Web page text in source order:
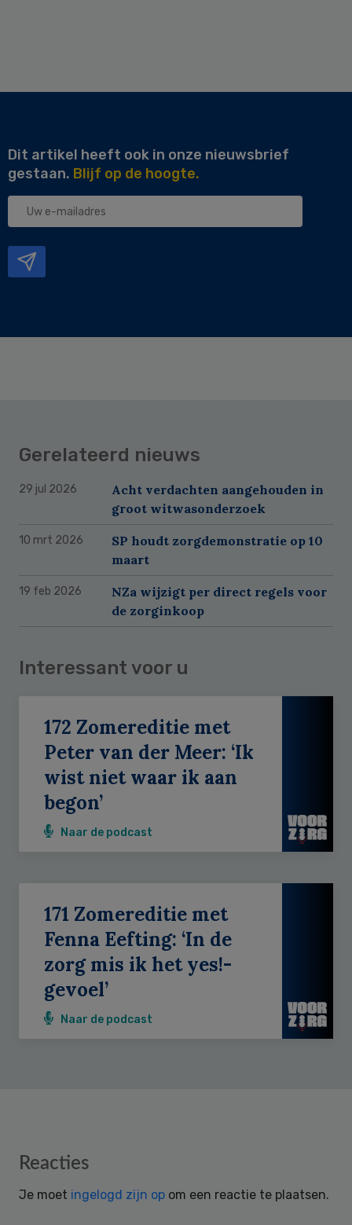
Dit artikel heeft ook in onze nieuwsbrief
gestaan. Blijf op de hoogte.
Uw
Gerelateerd nieuws
29 jul 2026
Acht verdachten aangehouden in
groot witwasonderzoek
10 mrt 2026
SP houdt zorgdemonstratie op 10
maart
19 feb 2026
NZa wijzigt per direct regels voor
de zorginkoop
Interessant voor u
172 Zomereditie met
Peter van der Meer: ‘Ik
wist niet waar ik aan
begon’
Naar de podcast
171 Zomereditie met
Fenna Eefting: ‘In de
zorg mis ik het yes!-
gevoel’
Naar de podcast
Reader
Reacties
Je moet ingelogd zijn op om een reactie te plaatsen.